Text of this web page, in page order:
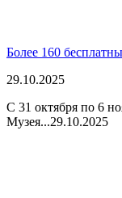
Более 160
29.10.2025
С 31 октября по 6
Музея...29.10.2025